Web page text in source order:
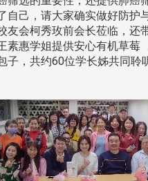
自己，请大家确实做好防护
友会柯秀玫前会长莅临，还
素惠学姐提供安心有机草莓
子，共约60位学长姊共同聆